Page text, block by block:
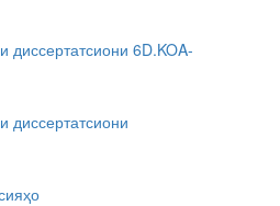
диссертатсиони 6D.KOA-
диссертатсиони